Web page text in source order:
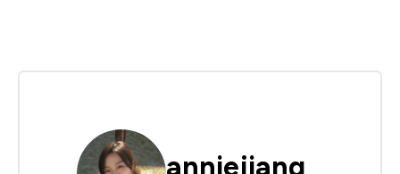
anniejiang